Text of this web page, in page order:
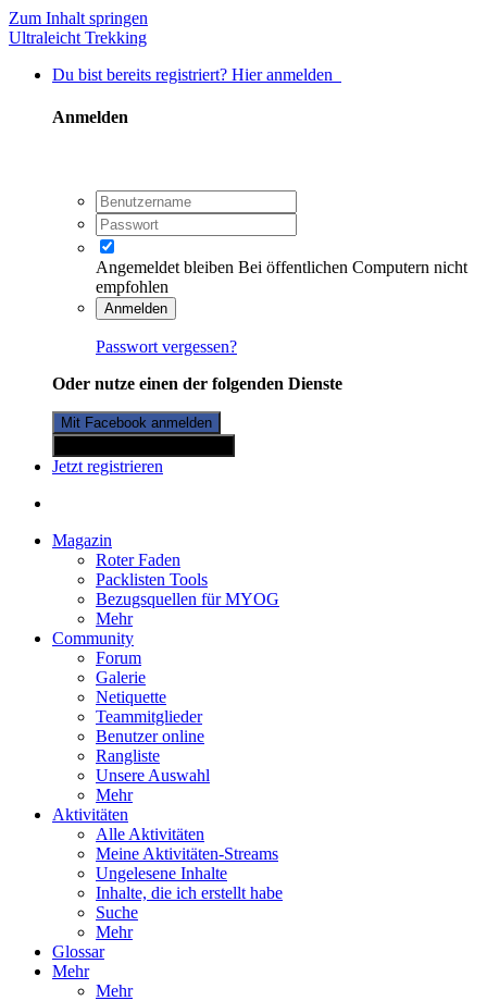
Zum Inhalt springen
Ultraleicht Trekking
Du bist bereits registriert? Hier anmelden
Anmelden
Angemeldet bleiben Bei öffentlichen Computern nicht
empfohlen
Anmelden
Passwort vergessen?
Oder nutze einen der folgenden Dienste
Mit Facebook anmelden
Jetzt registrieren
Magazin
Roter Faden
Packlisten Tools
Bezugsquellen für MYOG
Mehr
Community
Forum
Galerie
Netiquette
Teammitglieder
Benutzer online
Rangliste
Unsere Auswahl
Mehr
Aktivitäten
Alle Aktivitäten
Meine Aktivitäten-Streams
Ungelesene Inhalte
Inhalte, die ich erstellt habe
Suche
Mehr
Glossar
Mehr
Mehr